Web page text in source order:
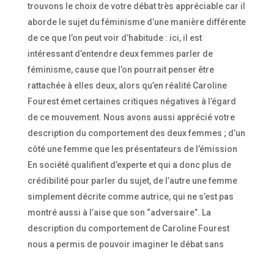
trouvons le choix de votre débat très appréciable car il
aborde le sujet du féminisme d’une manière différente
de ce que l’on peut voir d’habitude : ici, il est
intéressant d’entendre deux femmes parler de
féminisme, cause que l’on pourrait penser être
rattachée à elles deux, alors qu’en réalité Caroline
Fourest émet certaines critiques négatives à l’égard
de ce mouvement. Nous avons aussi apprécié votre
description du comportement des deux femmes ; d’un
côté une femme que les présentateurs de l’émission
En société qualifient d’experte et qui a donc plus de
crédibilité pour parler du sujet, de l’autre une femme
simplement décrite comme autrice, qui ne s’est pas
montré aussi à l’aise que son “adversaire”. La
description du comportement de Caroline Fourest
nous a permis de pouvoir imaginer le débat sans